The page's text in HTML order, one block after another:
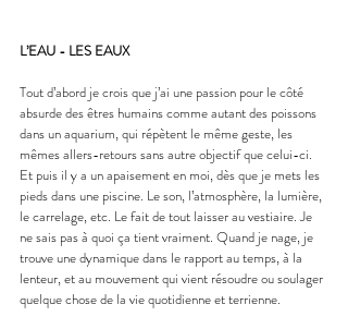
L’EAU - LES EAUX
Tout d’abord je crois que j’ai une passion pour le côté
absurde des êtres humains comme autant des poissons
dans un aquarium, qui répètent le même geste, les
mêmes allers-retours sans autre objectif que celui-ci.
Et puis il y a un apaisement en moi, dès que je mets les
pieds dans une piscine. Le son, l’atmosphère, la lumière,
le carrelage, etc. Le fait de tout laisser au vestiaire. Je
ne sais pas à quoi ça tient vraiment. Quand je nage, je
trouve une dynamique dans le rapport au temps, à la
lenteur, et au mouvement qui vient résoudre ou soulager
quelque chose de la vie quotidienne et terrienne.